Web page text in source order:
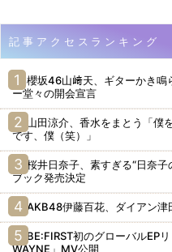
記事アクセスランキング
櫻坂46山﨑天、ギターかき鳴
ー堂々の開会宣言
山田涼介、香水をまとう「僕
です、僕（笑）」
桜井日奈子、素すぎる“日奈子
ブック発売決定
AKB48伊藤百花、ダイアン津
BE:FIRST初のグローバルEPリ
WAYNE」MV公開